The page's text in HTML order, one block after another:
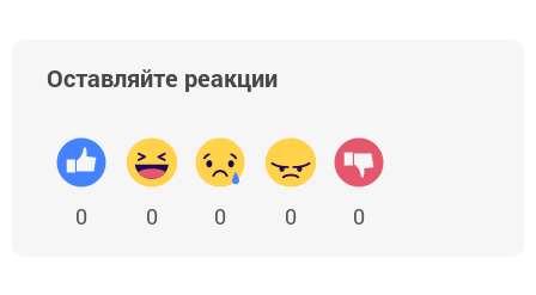
Оставляйте реакции
0 0 0 0 0